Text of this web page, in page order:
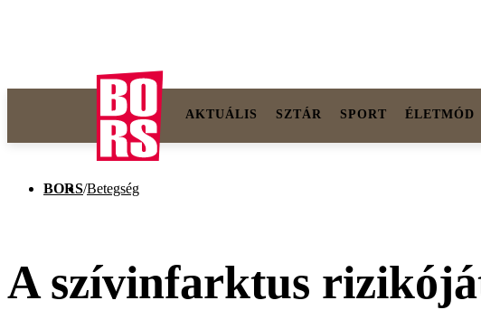
AKTUÁLIS SZTÁR SPORT ÉLETMÓD
BORS/Betegség
A szívinfarktus